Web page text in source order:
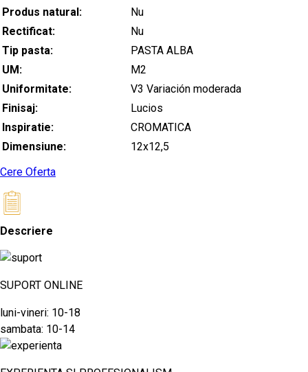
Produs natural:
Nu
Rectificat:
Nu
Tip pasta:
PASTA ALBA
UM:
M2
Uniformitate:
V3 Variación moderada
Finisaj:
Lucios
Inspiratie:
CROMATICA
Dimensiune:
12x12,5
Cere Oferta
Descriere
SUPORT ONLINE
luni-vineri: 10-18
sambata: 10-14